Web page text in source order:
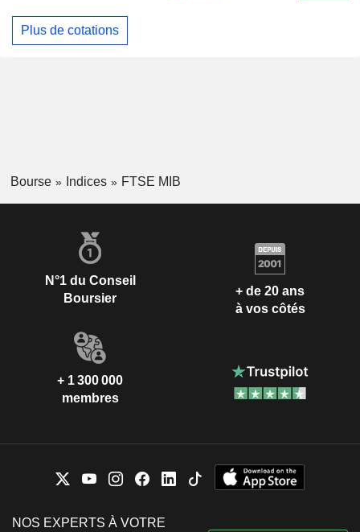
Plus de cotations
Bourse Indices FTSE MIB
N°1 du Conseil
Boursier
+ de 20 ans
à vos côtés
+ 1 300 000
membres
NOS EXPERTS À VOTRE